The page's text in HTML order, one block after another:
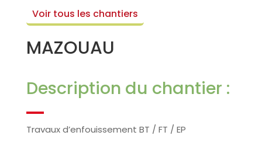
Voir tous les chantiers
MAZOUAU
Description du chantier :
Travaux d’enfouissement BT / FT / EP